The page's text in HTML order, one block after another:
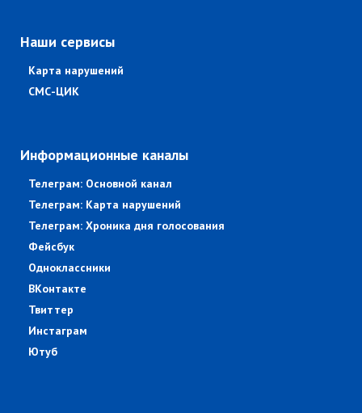
Наши сервисы
Карта нарушений
СМС-ЦИК
Информационные каналы
Телеграм: Основной канал
Телеграм: Карта нарушений
Телеграм: Хроника дня голосования
Фейсбук
Одноклассники
ВКонтакте
Твиттер
Инстаграм
Ютуб